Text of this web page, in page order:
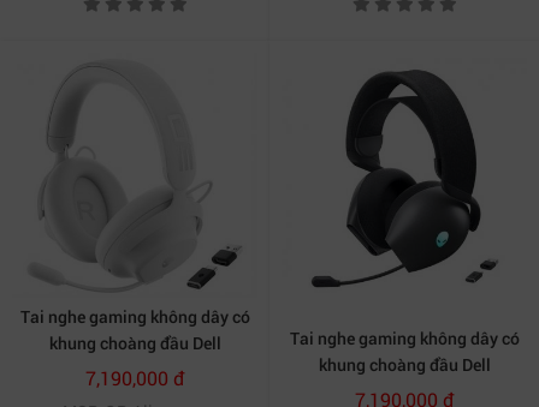
Tai nghe gaming không dây có
khung choàng đầu Dell
Alienware Pro (Lunar Light)
7,190,000 đ
Tai nghe gaming không dây có
khung choàng đầu Dell
Alienware Pro (Dark Side of the
7,190,000 đ